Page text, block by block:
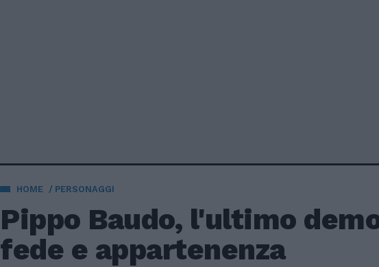
HOME PERSONAGGI
Pippo Baudo, l'ultimo
fede e appartenenza